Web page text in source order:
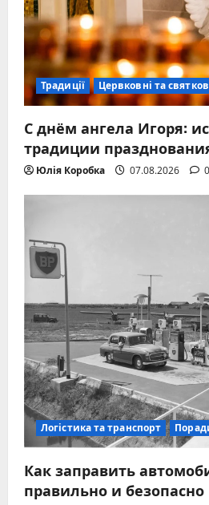
Традиції Цервковні та
С днём ангела Игоря:
традиции
Юлія Коробка 07.08.2026 0
Логістика та транспорт
Как заправить
правильно и безопасно